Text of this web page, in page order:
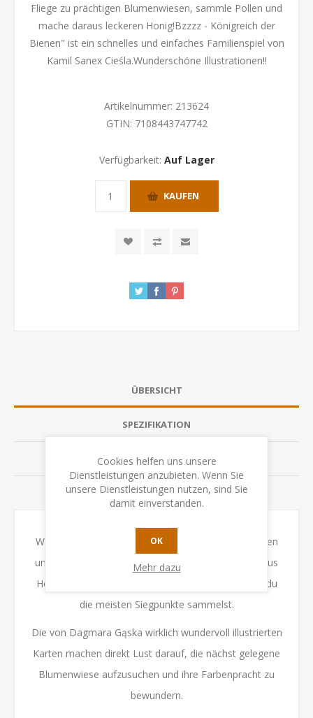
Fliege zu prächtigen Blumenwiesen, sammle Pollen und
mache daraus leckeren Honig!Bzzzz - Königreich der
Bienen" ist ein schnelles und einfaches Familienspiel von
Kamil Sanex Cieśla.Wunderschöne Illustrationen!!
Artikelnummer: 213624
GTIN: 7108443747742
Verfügbarkeit: Auf Lager
KAUFEN
ÜBERSICHT
SPEZIFIKATION
BEWERTUNGEN
KONTAKTIEREN SIE UNS
Während des Spiels sammelst du verschiedene Pollen
und bringst sie zu deinem Bienenstock. Mache daraus
Honig und werde zum fleißigsten Bienchen, indem du
die meisten Siegpunkte sammelst.
Die von Dagmara Gąska wirklich wundervoll illustrierten
Karten machen direkt Lust darauf, die nächst gelegene
Blumenwiese aufzusuchen und ihre Farbenpracht zu
bewundern.
Cookies helfen uns unsere
Dienstleistungen anzubieten. Wenn Sie
unsere Dienstleistungen nutzen, sind Sie
damit einverstanden.
OK
Mehr dazu